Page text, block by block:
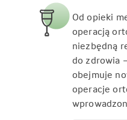
Od opieki
operacją
niezbędną
do zdrowia
obejmuje
operacje